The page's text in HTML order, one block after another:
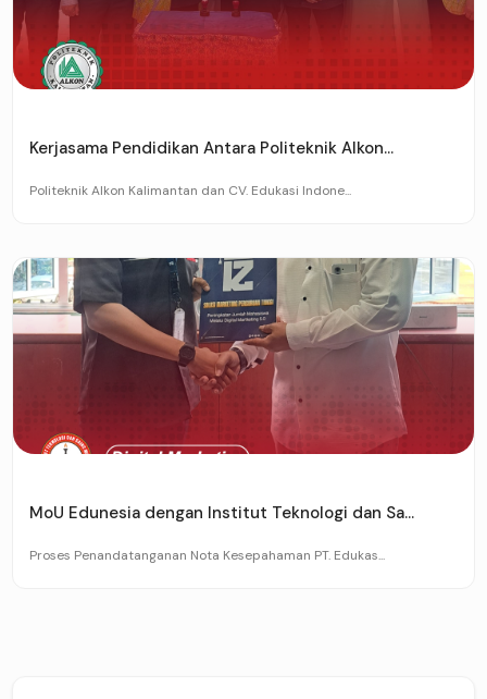
Kerjasama Pendidikan Antara Politeknik Alkon...
Politeknik Alkon Kalimantan dan CV. Edukasi Indone...
MoU Edunesia dengan Institut Teknologi dan Sa...
Proses Penandatanganan Nota Kesepahaman PT. Edukas...